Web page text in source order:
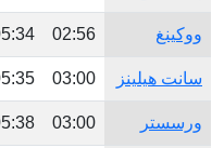
ووكينغ 02:56
سانت هيلينز 03:00
ورسستر 03:00